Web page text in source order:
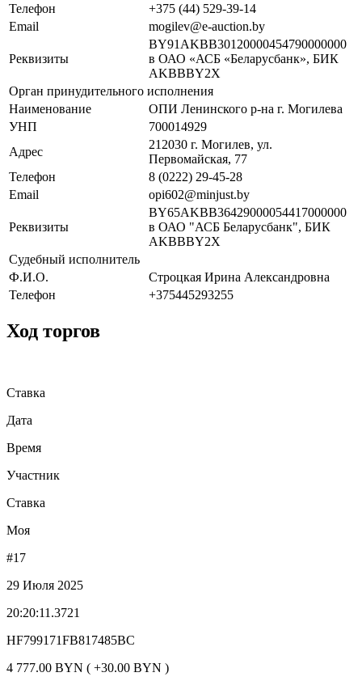
Телефон
+375 (44) 529-39-14
Email
mogilev@e-auction.by
Реквизиты
BY91AKBB30120000454790000000
в ОАО «АСБ «Беларусбанк», БИК
AKBBBY2X
Орган принудительного исполнения
Наименование
ОПИ Ленинского р-на г. Могилева
УНП
700014929
Адрес
212030 г. Могилев, ул.
Первомайская, 77
Телефон
8 (0222) 29-45-28
Email
opi602@minjust.by
Реквизиты
BY65AKBB36429000054417000000
в ОАО "АСБ Беларусбанк", БИК
AKBBBY2X
Судебный исполнитель
Ф.И.О.
Строцкая Ирина Александровна
Телефон
+375445293255
Ход торгов
Ставка
Дата
Время
Участник
Ставка
Моя
#17
29 Июля 2025
20:20:11.3721
HF799171FB817485BC
4 777.00 BYN ( +30.00 BYN )